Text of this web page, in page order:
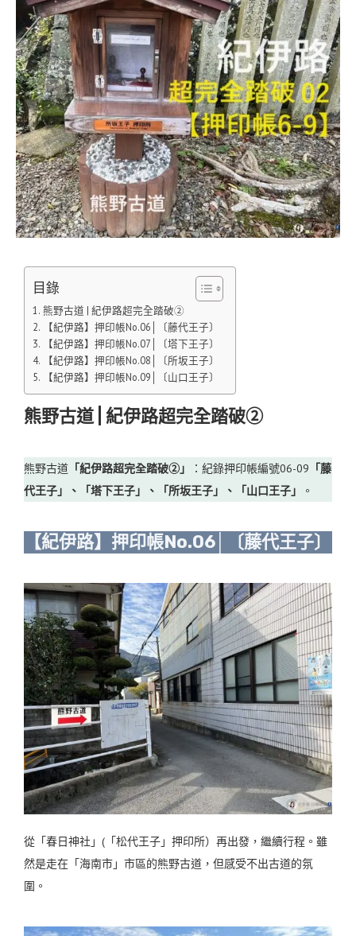
目錄
熊野古道 | 紀伊路超完全踏破②
【紀伊路】押印帳No.06│〔藤代王子〕
【紀伊路】押印帳No.07│〔塔下王子〕
【紀伊路】押印帳No.08│〔所坂王子〕
【紀伊路】押印帳No.09│〔山口王子〕
熊野古道 | 紀伊路超完全踏破②
熊野古道 「紀伊路超完全踏破②」 ：紀錄押印帳編號06-09 「藤
代王子」、「塔下王子」、「所坂王子」、「山口王子」
。
【紀伊路】押印帳No.06│〔藤代王子〕
從「春日神社」(「松代王子」押印所）再出發，繼續行程。雖
然是走在「海南市」市區的熊野古道，但感受不出古道的氛
圍。